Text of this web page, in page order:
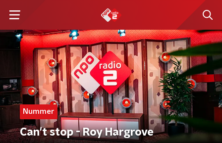
Nummer
Can't stop - Roy Hargrove